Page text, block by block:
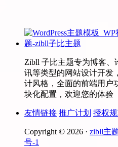
Zibll 子比主题专为博客、
讯等类型的网站设计开发
计风格，全面的前端用户
块化配置，欢迎您的体验
友情链接 推广计划 授权
Copyright © 2026 · zibll主
号-1